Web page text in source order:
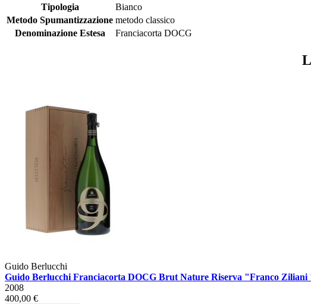
Tipologia
Bianco
Metodo Spumantizzazione metodo classico
Denominazione Estesa
Franciacorta DOCG
Guido Berlucchi
Guido Berlucchi Franciacorta DOCG Brut Nature Riserva "Franco Ziliani
2008
400,00 €